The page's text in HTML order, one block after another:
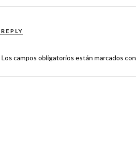
Los campos obligatorios están marcados con